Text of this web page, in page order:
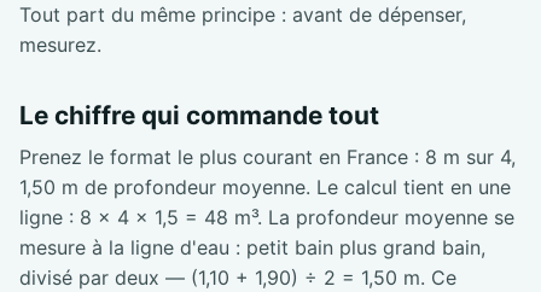
Tout part du même principe : avant de dépenser,
mesurez.
Le chiffre qui commande tout
Prenez le format le plus courant en France : 8 m sur 4,
1,50 m de profondeur moyenne. Le calcul tient en une
ligne : 8 × 4 × 1,5 = 48 m³. La profondeur moyenne se
mesure à la ligne d'eau : petit bain plus grand bain,
divisé par deux — (1,10 + 1,90) ÷ 2 = 1,50 m. Ce